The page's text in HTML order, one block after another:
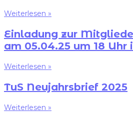
Weiterlesen »
Einladung zur
am 05.04.25 um 18 Uhr
Weiterlesen »
TuS Neujahrsbrief 2025
Weiterlesen »